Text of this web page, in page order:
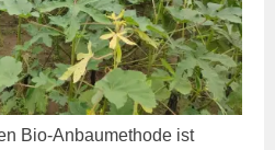
Bio-Anbau­me­tho­de ist